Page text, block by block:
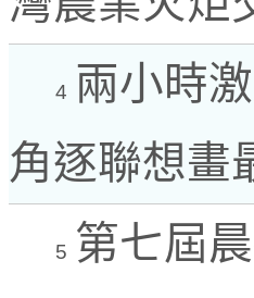
4 兩小時
角逐聯想畫
5 第七屆